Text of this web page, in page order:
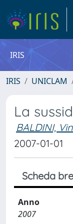
IRIS
IRIS UNICLAM
La
BALDINI,
2007-01-01
Scheda
Anno
2007